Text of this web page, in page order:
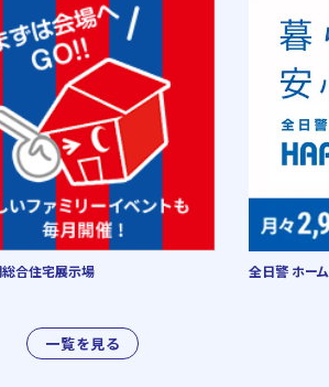
一覧を見る
合住宅展示場 全日警 ホー